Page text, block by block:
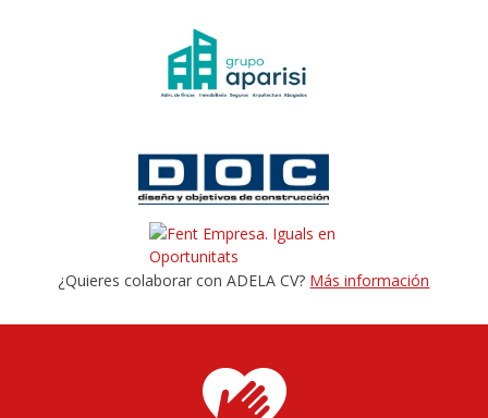
¿Quieres colaborar con ADELA CV? Más información